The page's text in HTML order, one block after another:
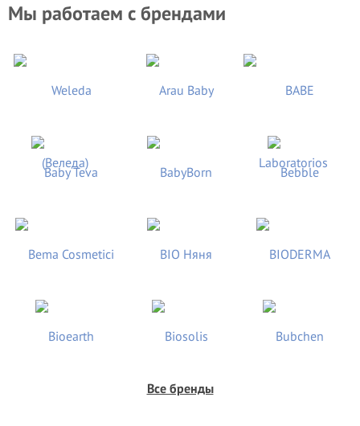
Мы работаем с брендами
Все бренды